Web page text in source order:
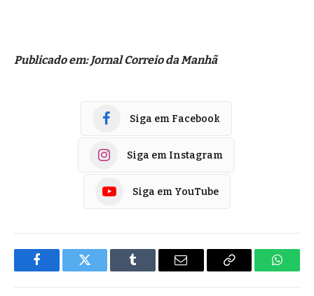
Publicado em: Jornal Correio da Manhã
Siga em Facebook
Siga em Instagram
Siga em YouTube
FacebookTwitter Tumblr
E-
Copiar